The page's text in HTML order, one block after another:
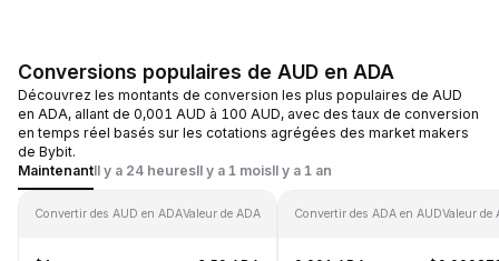
Conversions populaires de AUD en ADA
Découvrez les montants de conversion les plus populaires de AUD
en ADA, allant de 0,001 AUD à 100 AUD, avec des taux de conversion
en temps réel basés sur les cotations agrégées des market makers
de Bybit.
MaintenantIl y a 24 heuresIl y a 1 moisIl y a 1 an
Convertir des AUD en ADAValeur de ADA Convertir des ADA en AUDValeur de